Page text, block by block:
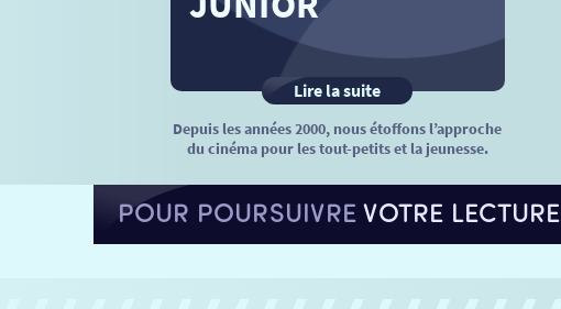
Lire la suite
Depuis les années 2000, nous étoffons l’approche
du cinéma pour les tout-petits et la jeunesse.
POUR POURSUIVREVOTRE LECTURE